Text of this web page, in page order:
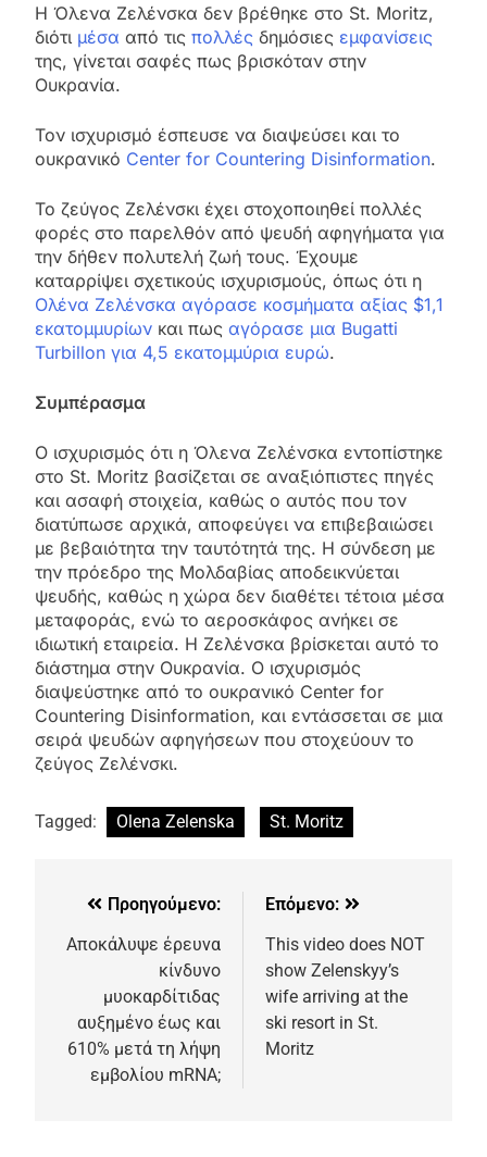
Η Όλενα Ζελένσκα δεν βρέθηκε στο St. Moritz,
διότι μέσα από τις πολλές δημόσιες εμφανίσεις
της, γίνεται σαφές πως βρισκόταν στην
Ουκρανία.
Τον ισχυρισμό έσπευσε να διαψεύσει και το
ουκρανικό Center for Countering Disinformation.
Το ζεύγος Ζελένσκι έχει στοχοποιηθεί πολλές
φορές στο παρελθόν από ψευδή αφηγήματα για
την δήθεν πολυτελή ζωή τους. Έχουμε
καταρρίψει σχετικούς ισχυρισμούς, όπως ότι η
Ολένα Ζελένσκα αγόρασε κοσμήματα αξίας $1,1
εκατομμυρίων και πως αγόρασε μια Bugatti
Turbillon για 4,5 εκατομμύρια ευρώ.
Συμπέρασμα
Ο ισχυρισμός ότι η Όλενα Ζελένσκα εντοπίστηκε
στο St. Moritz βασίζεται σε αναξιόπιστες πηγές
και ασαφή στοιχεία, καθώς ο αυτός που τον
διατύπωσε αρχικά, αποφεύγει να επιβεβαιώσει
με βεβαιότητα την ταυτότητά της. Η σύνδεση με
την πρόεδρο της Μολδαβίας αποδεικνύεται
ψευδής, καθώς η χώρα δεν διαθέτει τέτοια μέσα
μεταφοράς, ενώ το αεροσκάφος ανήκει σε
ιδιωτική εταιρεία. Η Ζελένσκα βρίσκεται αυτό το
διάστημα στην Ουκρανία. Ο ισχυρισμός
διαψεύστηκε από το ουκρανικό Center for
Countering Disinformation, και εντάσσεται σε μια
σειρά ψευδών αφηγήσεων που στοχεύουν το
ζεύγος Ζελένσκι.
Tagged: Olena Zelenska St. Moritz
Προηγούμενο:
Αποκάλυψε έρευνα
κίνδυνο
μυοκαρδίτιδας
αυξημένο έως και
610% μετά τη λήψη
εμβολίου mRNA;
Επόμενο:
This video does NOT
show Zelenskyy’s
wife arriving at the
ski resort in St.
Moritz